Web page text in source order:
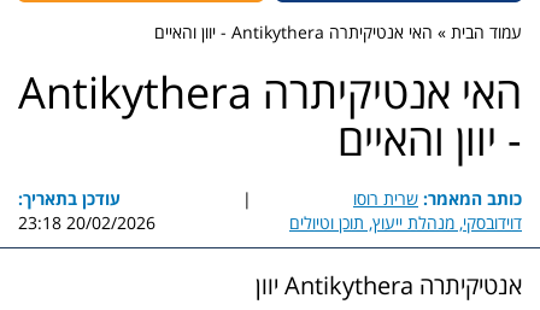
עמוד הבית » האי אנטיקיתרה Antikythera - יוון והאיים
האי אנטיקיתרה Antikythera
- יוון והאיים
כותב המאמר: שרית רוסו
דוידובסקי, מנהלת ייעוץ, תוכן וטיולים
|
עודכן בתאריך:
20/02/2026 23:18
אנטיקיתרה Antikythera יוון